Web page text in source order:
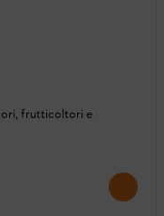
frutticoltori e